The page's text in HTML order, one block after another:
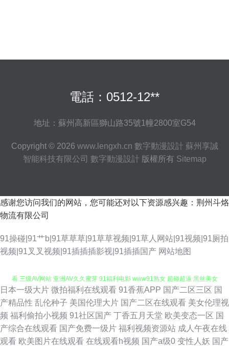
電話：0512-12**
地址：蘇州高新區獅山路35號1幢2800室G54
Copyright © 2026 www.lengxh.cn 數字動漫設計 蘇州享誠
智能科技有限公司 數字動漫設計版權所有 Sitemap
感谢您访问我们的网站，您可能还对以下资源感兴趣：荆州斗烙
物流有限公司
91操碰|91艹b|91草草草|91草草视频|91草人网站|91视频|91厕拍
视频|91叉叉视频|91插插插影视|91插插国产 网站地图
国产福利网站 熟女少妇一二区 精品自拍传媒 欧美色图15p 日本一本免费观
内射自慰 欧美日韩vv 五月天伊人大香蕉 91国产视频大全 超碰99自拍 国产午
夜福利影院 欧美人妖导航 香焦视频 91午夜剧场 www182午夜 超碰青青草在
日本一级大片 微拍福利在线观看 91香蕉APP 国产二区三区 国
产精品性 乱伦种子 美国伦理大片 国产二区在线观看 美女伦理视
频 福利偷拍小视频 91社区国产 丁香五月天堂 欧美变态一区 国
产综合在线观看 国产免费一级片 福利视频资源站 成人午夜在线
观看 欧美图片在线观看 在线观看h视频 国产a级0 变性人妖 国产